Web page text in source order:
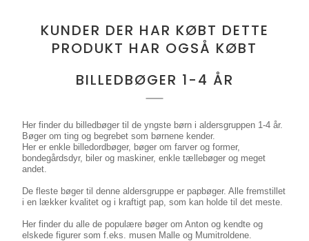
KUNDER DER HAR KØBT DETTE
PRODUKT HAR OGSÅ KØBT
BILLEDBØGER 1-4 ÅR
Her finder du billedbøger til de yngste børn i aldersgruppen 1-4 år.
Bøger om ting og begrebet som børnene kender.
Her er enkle billedordbøger, bøger om farver og former,
bondegårdsdyr, biler og maskiner, enkle tællebøger og meget
andet.
De fleste bøger til denne aldersgruppe er papbøger. Alle fremstillet
i en lækker kvalitet og i kraftigt pap, som kan holde til det meste.
Her finder du alle de populære bøger om Anton og kendte og
elskede figurer som f.eks. musen Malle og Mumitroldene.